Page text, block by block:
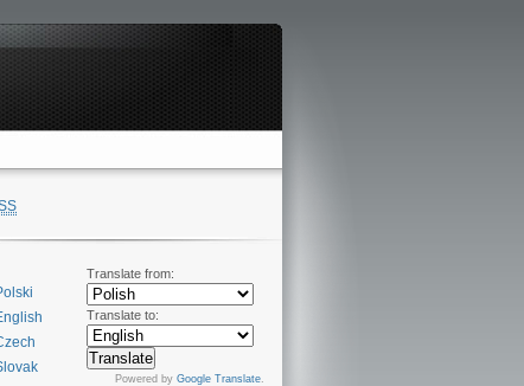
Translate from:
Translate to:
Powered by Google Translate.